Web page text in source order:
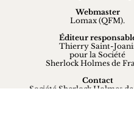
Webmaster
Lomax (QFM).
Éditeur
Thierry Saint-
pour la Société
Sherlock Holmes de
Contact
Société Sherlock Holmes de